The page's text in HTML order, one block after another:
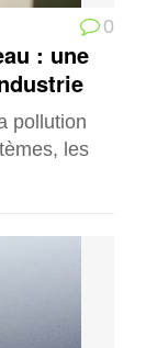
0
: une
pollution
les